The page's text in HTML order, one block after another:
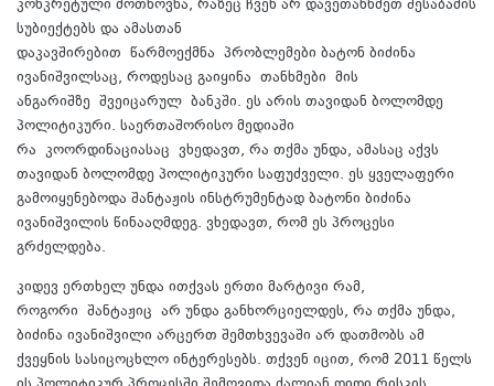
კონკრეტული მოთხოვნა, რაზეც ჩვენ არ დავეთანხმეთ შესაბამის
სუბიექტებს და ამასთან
დაკავშირებით წარმოექმნა პრობლემები ბატონ ბიძინა
ივანიშვილსაც, როდესაც გაიყინა თანხმები მის
ანგარიშზე შვეიცარულ ბანკში. ეს არის თავიდან ბოლომდე
პოლიტიკური. საერთაშორისო მედიაში
რა კოორდინაციასაც ვხედავთ, რა თქმა უნდა, ამასაც აქვს
თავიდან ბოლომდე პოლიტიკური საფუძველი. ეს ყველაფერი
გამოიყენებოდა შანტაჟის ინსტრუმენტად ბატონი ბიძინა
ივანიშვილის წინააღმდეგ. ვხედავთ, რომ ეს პროცესი
გრძელდება.
კიდევ ერთხელ უნდა ითქვას ერთი მარტივი რამ,
როგორი შანტაჟიც არ უნდა განხორციელდეს, რა თქმა უნდა,
ბიძინა ივანიშვილი არცერთ შემთხვევაში არ დათმობს ამ
ქვეყნის სასიცოცხლო ინტერესებს. თქვენ იცით, რომ 2011 წელს